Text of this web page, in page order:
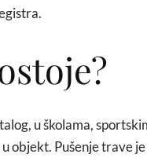
u školama,
objekt. Pušenje trave